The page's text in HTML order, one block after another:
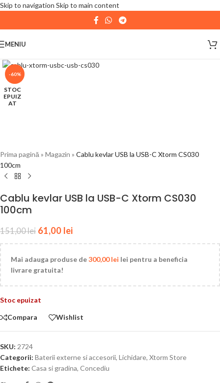
Skip to navigation Skip to main content
| 📦 Program livrari|In perioada11 August - 18
August,
expediate. Va multumim pentru intelegere!
MENIU
-60%
STOC
EPUIZ
AT
Prima pagină » Magazin » Cablu kevlar USB la USB-C Xtorm CS030
100cm
Cablu kevlar USB la USB-C Xtorm CS030
100cm
151,00lei 61,00 lei
Mai adauga produse de300,00lei lei pentru a beneficia
livrare gratuita!
Stoc epuizat
Compara Wishlist
SKU: 2724
Categorii: Baterii externe si accesorii, Lichidare, Xtorm Store
Etichete: Casa si gradina, Concediu